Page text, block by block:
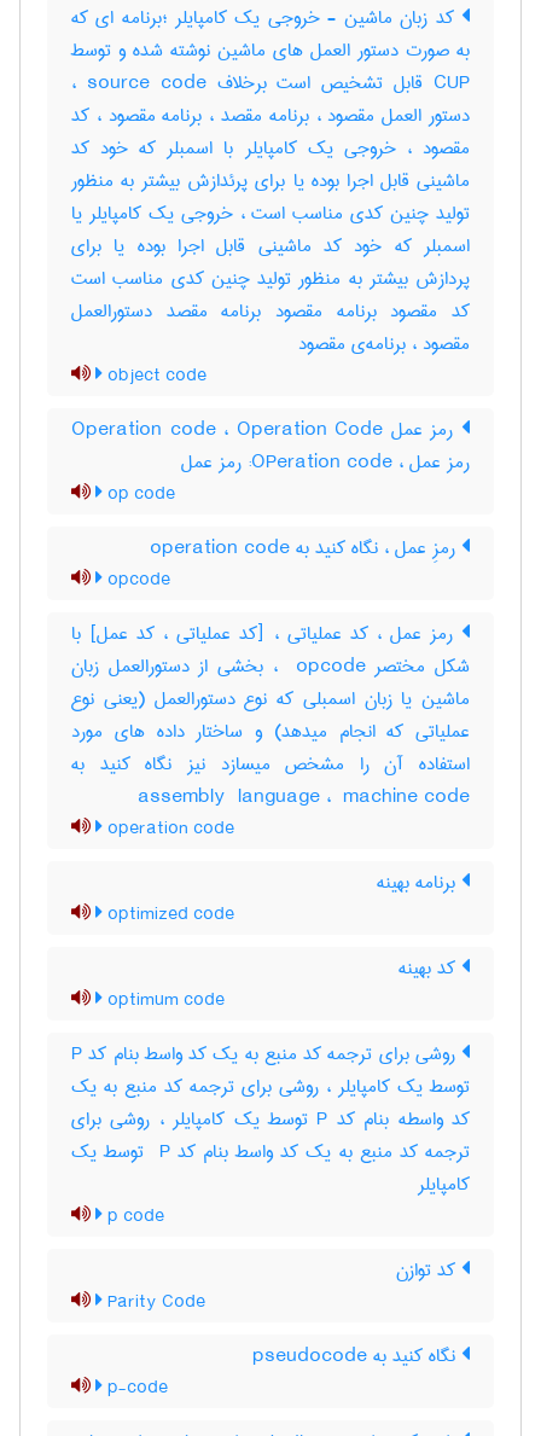
کد زبان ماشین - خروجی یک کامپایلر ؛برنامه ای که
به صورت دستور العمل های ماشین نوشته شده و توسط
CUP قابل تشخیص است برخلاف source code ،
دستور العمل مقصود ، برنامه مقصد ، برنامه مقصود ، کد
مقصود ، خروجی یک کامپایلر با اسمبلر که خود کد
ماشینی قابل اجرا بوده یا برای پرئدازش بیشتر به منظور
تولید چنین کدی مناسب است ، خروجی یک کامپایلر یا
اسمبلر که خود کد ماشینی قابل اجرا بوده یا برای
پردازش بیشتر به منظور تولید چنین کدی مناسب است
کد مقصود برنامه مقصود برنامه مقصد دستورالعمل
مقصود ، برنامه‌ی مقصود
object code
رمز عمل Operation code ، Operation Code
رمز عمل ، ‎OPeration code: رمز عمل
op code
رمزِ عمل ، نگاه کنید به ‎ operation code
opcode
رمز عمل ، کد عملیاتی ، [کد عملیاتی ، کد عمل] با
شکل مختصر ‎ opcode ، بخشی از دستورالعمل زبان
ماشین یا زبان اسمبلی که نوع دستورالعمل (یعنی نوع
عملیاتی که انجام میدهد) و ساختار داده های مورد
استفاده آن را مشخص میسازد نیز نگاه کنید به
‎assembly ‎ language ، ‎ machine code
operation code
برنامه بهینه
optimized code
کد بهینه
optimum code
روشی برای ترجمه کد منبع به یک کد واسط بنام کد P
توسط یک کامپایلر ، روشی برای ترجمه کد منبع به یک
کد واسطه بنام کد P توسط یک کامپایلر ، روشی برای
ترجمه کد منبع به یک کد واسط بنام کد ‎ P توسط یک
کامپایلر
p code
کد توازن
Parity Code
نگاه کنید به ‎ pseudocode
p-code